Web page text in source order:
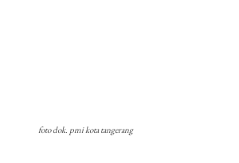
foto dok. pmi kota tangerang